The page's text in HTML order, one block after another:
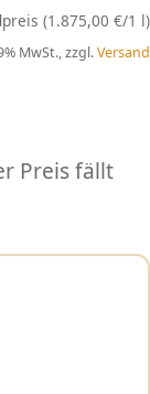
(1.875,00 €/1 l)
MwSt., zzgl.Versand
Preis fällt